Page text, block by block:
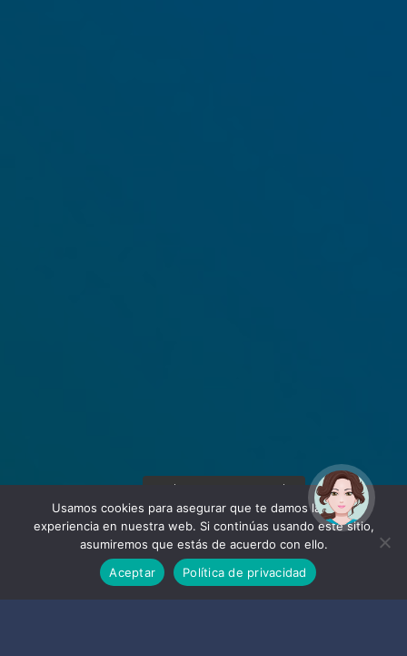
Usamos cookies para asegurar que te damos la mejor
experiencia en nuestra web. Si continúas usando este sitio,
asumiremos que estás de acuerdo con ello.
Aceptar
Política de privacidad
¡Hola! Soy Noy. ¿Puedo
ayudarte?